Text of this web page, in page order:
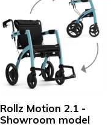
Rollz Motion 2.1 -
Showroom model